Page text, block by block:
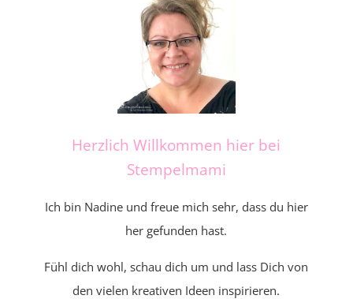
Herzlich Willkommen hier bei
Stempelmami
Ich bin Nadine und freue mich sehr, dass du hier
her gefunden hast.
Fühl dich wohl, schau dich um und lass Dich von
den vielen kreativen Ideen inspirieren.